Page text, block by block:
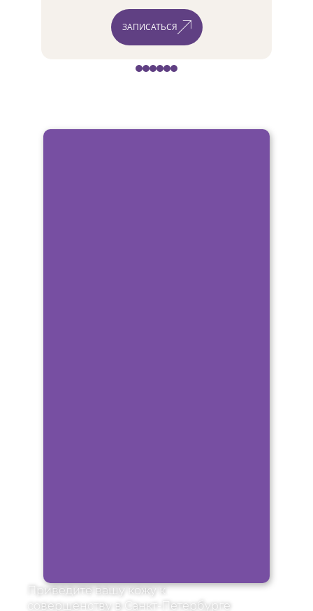
ЗАПИСАТЬСЯ
Приведите вашу кожу к
совершенству в Санкт-Петербурге